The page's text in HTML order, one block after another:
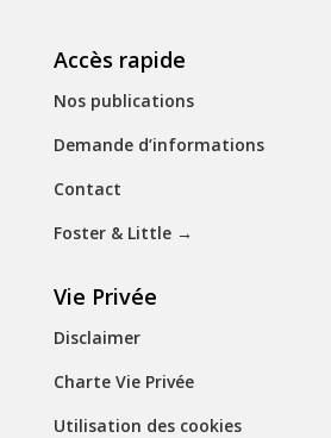
Accès rapide
Nos publications
Demande d’informations
Contact
Foster & Little→
Vie Privée
Disclaimer
Charte Vie Privée
Utilisation des cookies